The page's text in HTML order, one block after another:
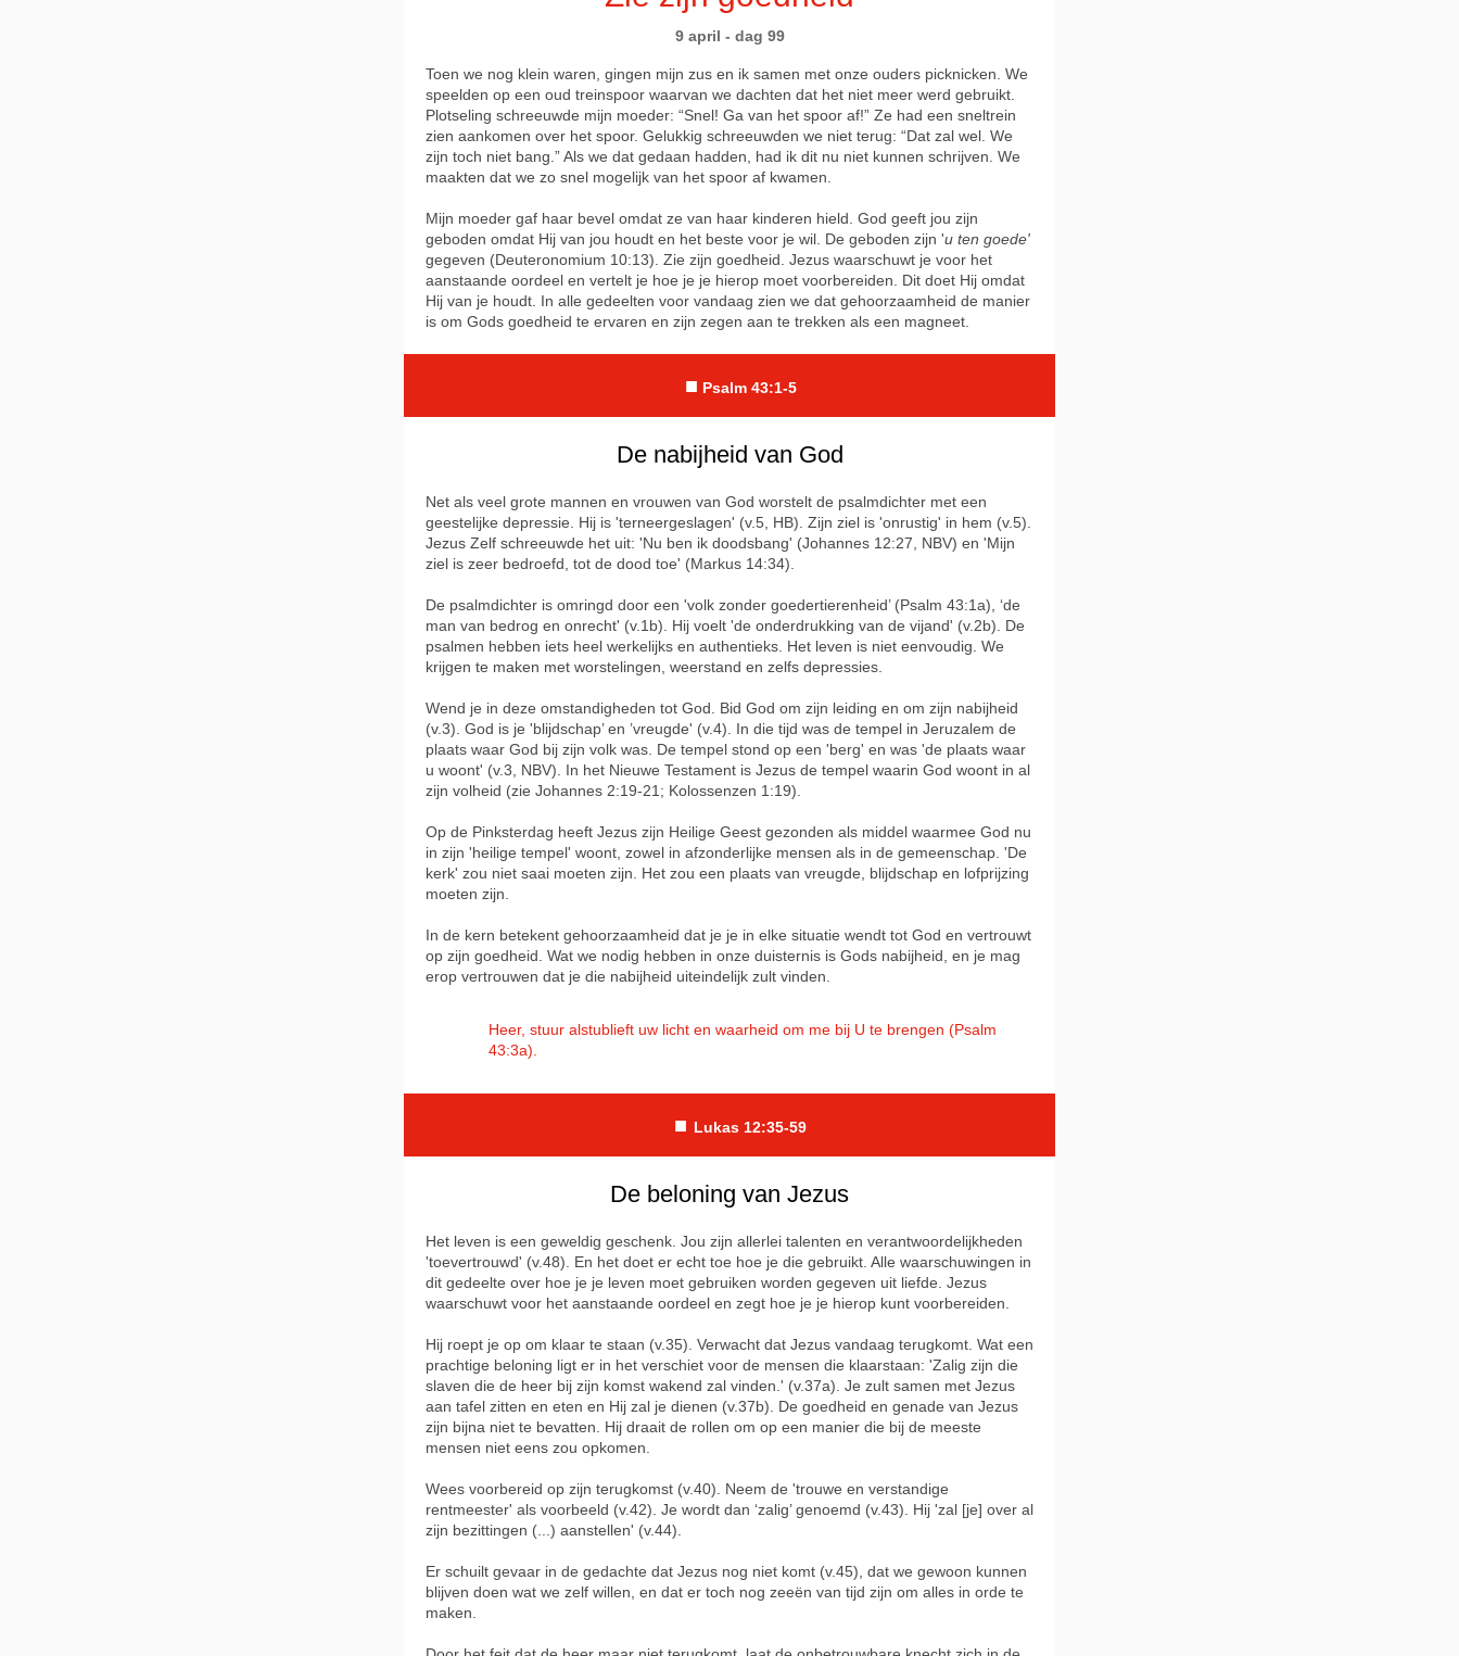
9 april - dag 99
Toen we nog klein waren, gingen mijn zus en ik samen met onze ouders picknicken. We
speelden op een oud treinspoor waarvan we dachten dat het niet meer werd gebruikt.
Plotseling schreeuwde mijn moeder: “Snel! Ga van het spoor af!” Ze had een sneltrein
zien aankomen over het spoor. Gelukkig schreeuwden we niet terug: “Dat zal wel. We
zijn toch niet bang.” Als we dat gedaan hadden, had ik dit nu niet kunnen schrijven. We
maakten dat we zo snel mogelijk van het spoor af kwamen.
Mijn moeder gaf haar bevel omdat ze van haar kinderen hield. God geeft jou zijn
geboden omdat Hij van jou houdt en het beste voor je wil. De geboden zijn 'u ten goede'
gegeven (Deuteronomium 10:13). Zie zijn goedheid. Jezus waarschuwt je voor het
aanstaande oordeel en vertelt je hoe je je hierop moet voorbereiden. Dit doet Hij omdat
Hij van je houdt. In alle gedeelten voor vandaag zien we dat gehoorzaamheid de manier
is om Gods goedheid te ervaren en zijn zegen aan te trekken als een magneet.
■ Psalm 43:1-5
De nabijheid van God
Net als veel grote mannen en vrouwen van God worstelt de psalmdichter met een
geestelijke depressie. Hij is 'terneergeslagen' (v.5, HB). Zijn ziel is 'onrustig' in hem (v.5).
Jezus Zelf schreeuwde het uit: 'Nu ben ik doodsbang' (Johannes 12:27, NBV) en 'Mijn
ziel is zeer bedroefd, tot de dood toe' (Markus 14:34).
De psalmdichter is omringd door een 'volk zonder goedertierenheid’ (Psalm 43:1a), ‘de
man van bedrog en onrecht' (v.1b). Hij voelt 'de onderdrukking van de vijand' (v.2b). De
psalmen hebben iets heel werkelijks en authentieks. Het leven is niet eenvoudig. We
krijgen te maken met worstelingen, weerstand en zelfs depressies.
Wend je in deze omstandigheden tot God. Bid God om zijn leiding en om zijn nabijheid
(v.3). God is je 'blijdschap’ en ’vreugde' (v.4). In die tijd was de tempel in Jeruzalem de
plaats waar God bij zijn volk was. De tempel stond op een 'berg' en was 'de plaats waar
u woont' (v.3, NBV). In het Nieuwe Testament is Jezus de tempel waarin God woont in al
zijn volheid (zie Johannes 2:19-21; Kolossenzen 1:19).
Op de Pinksterdag heeft Jezus zijn Heilige Geest gezonden als middel waarmee God nu
in zijn 'heilige tempel' woont, zowel in afzonderlijke mensen als in de gemeenschap. 'De
kerk' zou niet saai moeten zijn. Het zou een plaats van vreugde, blijdschap en lofprijzing
moeten zijn.
In de kern betekent gehoorzaamheid dat je je in elke situatie wendt tot God en vertrouwt
op zijn goedheid. Wat we nodig hebben in onze duisternis is Gods nabijheid, en je mag
erop vertrouwen dat je die nabijheid uiteindelijk zult vinden.
Heer, stuur alstublieft uw licht en waarheid om me bij U te brengen (Psalm
43:3a).
■ Lukas 12:35-59
De beloning van Jezus
Het leven is een geweldig geschenk. Jou zijn allerlei talenten en verantwoordelijkheden
'toevertrouwd' (v.48). En het doet er echt toe hoe je die gebruikt. Alle waarschuwingen in
dit gedeelte over hoe je je leven moet gebruiken worden gegeven uit liefde. Jezus
waarschuwt voor het aanstaande oordeel en zegt hoe je je hierop kunt voorbereiden.
Hij roept je op om klaar te staan (v.35). Verwacht dat Jezus vandaag terugkomt. Wat een
prachtige beloning ligt er in het verschiet voor de mensen die klaarstaan: 'Zalig zijn die
slaven die de heer bij zijn komst wakend zal vinden.' (v.37a). Je zult samen met Jezus
aan tafel zitten en eten en Hij zal je dienen (v.37b). De goedheid en genade van Jezus
zijn bijna niet te bevatten. Hij draait de rollen om op een manier die bij de meeste
mensen niet eens zou opkomen.
Wees voorbereid op zijn terugkomst (v.40). Neem de 'trouwe en verstandige
rentmeester' als voorbeeld (v.42). Je wordt dan ‘zalig’ genoemd (v.43). Hij 'zal [je] over al
zijn bezittingen (...) aanstellen' (v.44).
Er schuilt gevaar in de gedachte dat Jezus nog niet komt (v.45), dat we gewoon kunnen
blijven doen wat we zelf willen, en dat er toch nog zeeën van tijd zijn om alles in orde te
maken.